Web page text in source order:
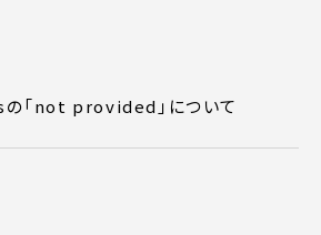
「not provided」について